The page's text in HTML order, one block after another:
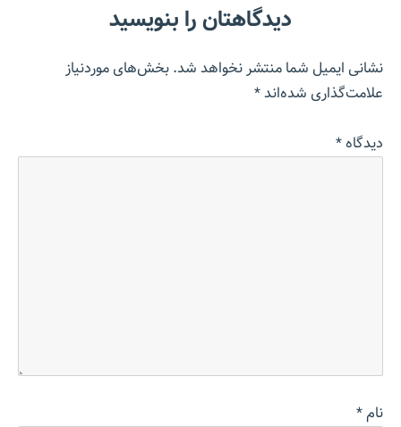
دیدگاهتان را بنویسید
نشانی ایمیل شما منتشر نخواهد شد.بخش‌های موردنیاز
علامت‌گذاری شده‌اند*
دیدگاه*
نام*